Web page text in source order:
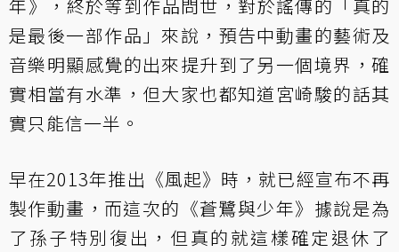
年 》，終於等到作品問世，對於謠傳的「真的
是最後一部作品」來說，預告中動畫的藝術及
音樂明顯感覺的出來提升到了另一個境界，確
實相當有水準，但大家也都知道宮崎駿的話其
實只能信一半。
早在2013年推出《風起》時，就已經宣布不再
製作動畫，而這次的《蒼鷺與少年 》據說是為
了孫子特別復出，但真的就這樣確定退休了